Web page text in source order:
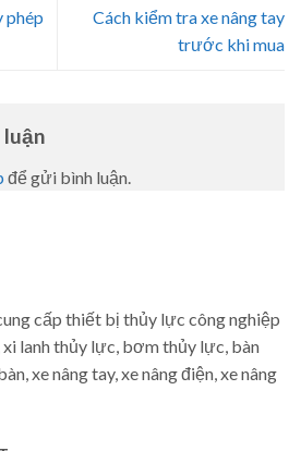
phép
Cách kiểm tra xe nâng tay
trước khi mua
để gửi bình luận.
cấp thiết bị thủy lực công nghiệp
lanh thủy lực, bơm thủy lực, bàn
xe nâng tay, xe nâng điện, xe nâng